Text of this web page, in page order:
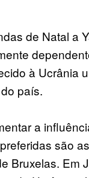
de Natal a
à Ucrânia
país.
a
são
Bruxelas. Em